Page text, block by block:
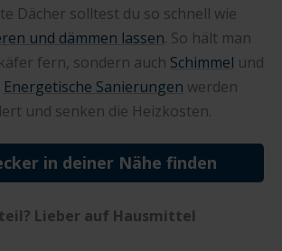
Dächer solltest du so schnell wie
und dämmen lassen. So hält man
fern, sondern auch Schimmel und
Energetische Sanierungen werden
und senken die Heizkosten.
in deiner Nähe finden
Lieber auf Hausmittel